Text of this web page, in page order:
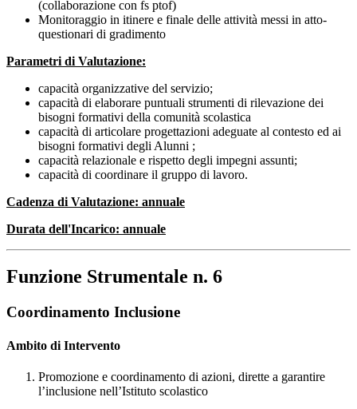
(collaborazione con fs ptof)
Monitoraggio in itinere e finale delle attività messi in atto-
questionari di gradimento
Parametri di Valutazione:
capacità organizzative del servizio;
capacità di elaborare puntuali strumenti di rilevazione dei
bisogni formativi della comunità scolastica
capacità di articolare progettazioni adeguate al contesto ed ai
bisogni formativi degli Alunni ;
capacità relazionale e rispetto degli impegni assunti;
capacità di coordinare il gruppo di lavoro.
Cadenza di Valutazione: annuale
Durata dell'Incarico: annuale
Funzione Strumentale n. 6
Coordinamento Inclusione
Ambito di Intervento
Promozione e coordinamento di azioni, dirette a garantire
l’inclusione nell’Istituto scolastico